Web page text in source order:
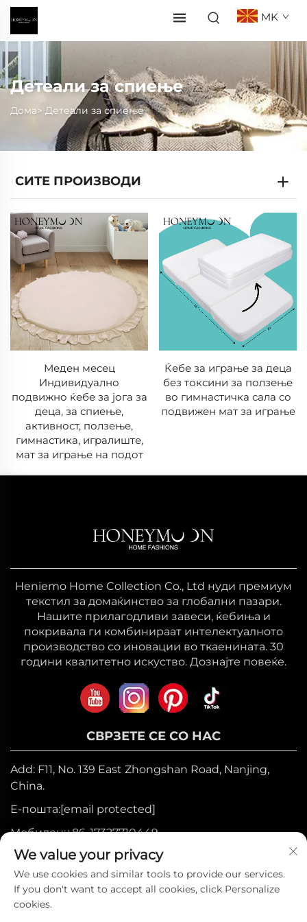
MK
Детеали за спиење
Дома> Детеали за спиење
СИТЕ ПРОИЗВОДИ
Меден месец
Индивидуално
подвижно ќебе за јога за
деца, за спиење,
активност, ползење,
гимнастика, игралиште,
мат за играње на подот
Ќебе за играње за деца
без токсини за ползење
во гимнастичка сала со
подвижен мат за играње
Heniemo Home Collection Co., Ltd нуди премиум
текстил за домаќинство за глобални пазари.
Нашите прилагодливи завеси, ќебиња и
покривала ги комбинираат интелектуалното
производство со иновации во ткаенината. 30
години квалитетно искуство. Дознајте повеќе.
СВРЗЕТЕ СЕ СО НАС
Add: F11, No. 139 East Zhongshan Road, Nanjing,
China.
Е-пошта:[email protected]
Мобилен:+86-17327710449
Тел.:+86-025-84573776
Авторски права © 2025 година од страна на
We value your privacy
We use cookies and similar tools to provide our services.
If you don't want to accept all cookies, click Personalize
cookies.